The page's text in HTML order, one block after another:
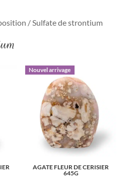
/ Sulfate de strontium
Nouvel arrivage
AGATE FLEUR DE CERISIER
645G